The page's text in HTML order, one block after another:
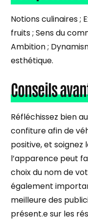
Notions culinaires ;
fruits ; Sens du
Ambition ;
esthétique.
Conseils
Réfléchissez bien
confiture afin de
positive, et soignez
l’apparence peut
choix du nom de
également
meilleure des
présent.e sur les